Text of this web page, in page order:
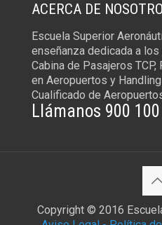
ACERCA DE
Escuela Superior
enseñanza dedicada a
Cabina de Pasajeros
en Aeropuertos y
Cualificado de
Llámanos 900
Copyright © 2016